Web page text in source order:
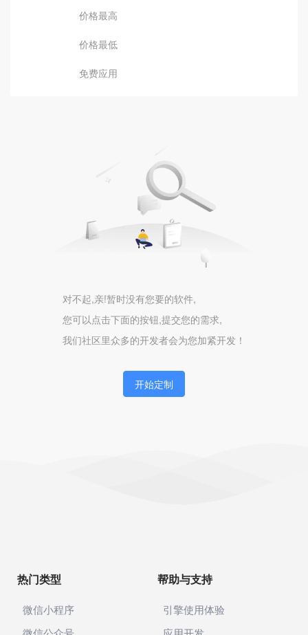
价格最高
价格最低
免费应用
对不起,亲!暂时没有您要的软件,
您可以点击下面的按钮,提交您的需求,
我们社区里众多的开发者会为您加紧开发！
开始定制
热门类型
微信小程序
帮助与支持
引擎使用体验